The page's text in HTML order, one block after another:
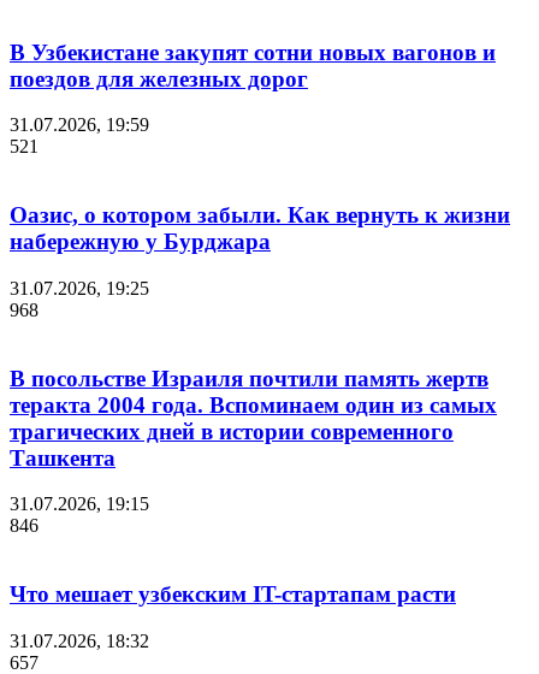
В Узбекистане закупят сотни новых вагонов и
поездов для железных дорог
31.07.2026, 19:59
521
Оазис, о котором забыли. Как вернуть к жизни
набережную у Бурджара
31.07.2026, 19:25
968
В посольстве Израиля почтили память жертв
теракта 2004 года. Вспоминаем один из самых
трагических дней в истории современного
Ташкента
31.07.2026, 19:15
846
Что мешает узбекским IT-стартапам расти
31.07.2026, 18:32
657